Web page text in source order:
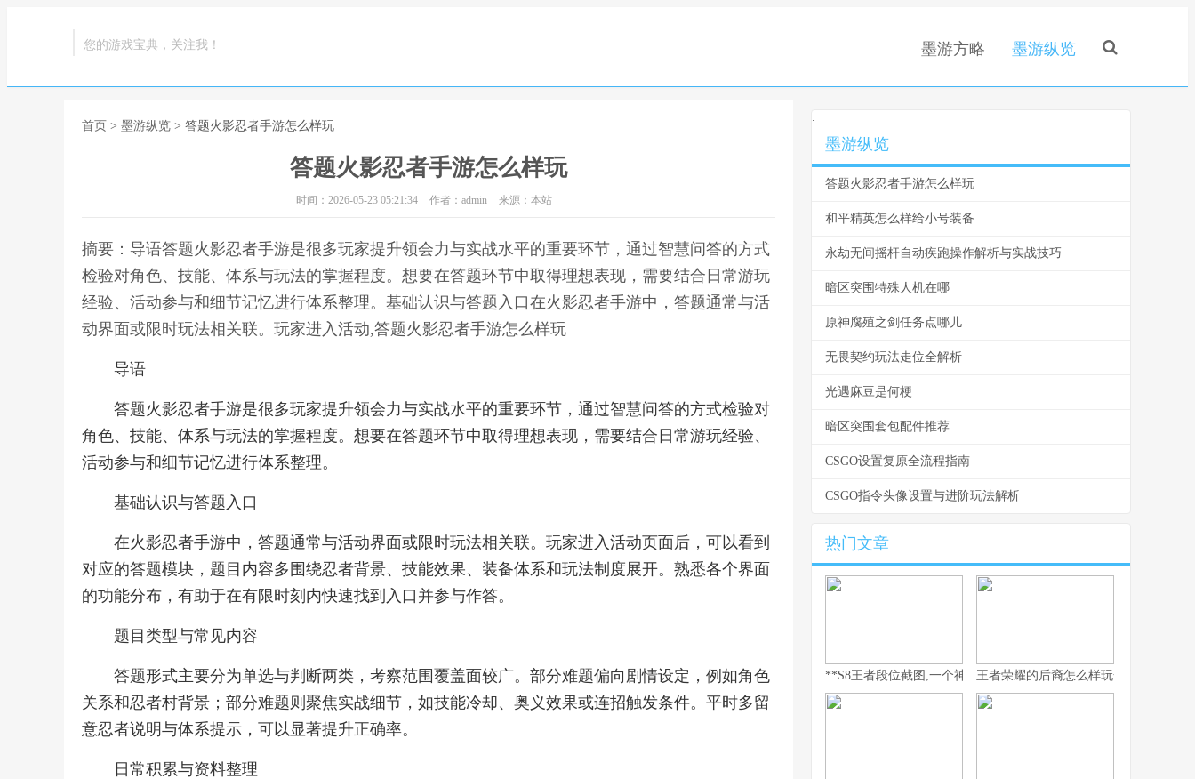
您的游戏宝典，关注我！ 墨游方略 墨游纵览
首页 > 墨游纵览 > 答题火影忍者手游怎么样玩
答题火影忍者手游怎么样玩
时间：2026-05-23 05:21:34 作者：admin 来源：本站
摘要：导语答题火影忍者手游是很多玩家提升领会力与实战水平的重要环节，通过智慧问答的方式
检验对角色、技能、体系与玩法的掌握程度。想要在答题环节中取得理想表现，需要结合日常游玩
经验、活动参与和细节记忆进行体系整理。基础认识与答题入口在火影忍者手游中，答题通常与活
动界面或限时玩法相关联。玩家进入活动,答题火影忍者手游怎么样玩
导语
答题火影忍者手游是很多玩家提升领会力与实战水平的重要环节，通过智慧问答的方式检验对
角色、技能、体系与玩法的掌握程度。想要在答题环节中取得理想表现，需要结合日常游玩经验、
活动参与和细节记忆进行体系整理。
基础认识与答题入口
在火影忍者手游中，答题通常与活动界面或限时玩法相关联。玩家进入活动页面后，可以看到
对应的答题模块，题目内容多围绕忍者背景、技能效果、装备体系和玩法制度展开。熟悉各个界面
的功能分布，有助于在有限时刻内快速找到入口并参与作答。
题目类型与常见内容
答题形式主要分为单选与判断两类，考察范围覆盖面较广。部分难题偏向剧情设定，例如角色
关系和忍者村背景；部分难题则聚焦实战细节，如技能冷却、奥义效果或连招触发条件。平时多留
意忍者说明与体系提示，可以显著提升正确率。
日常积累与资料整理
.
墨游纵览
答题火影忍者手游怎么样玩
和平精英怎么样给小号装备
永劫无间摇杆自动疾跑操作解析与实战技巧
暗区突围特殊人机在哪
原神腐殖之剑任务点哪儿
无畏契约玩法走位全解析
光遇麻豆是何梗
暗区突围套包配件推荐
CSGO设置复原全流程指南
CSGO指令头像设置与进阶玩法解析
热门文章
**S8王者段位截图,一个神话的永恒见证**王者荣耀的后裔怎么样玩全流程解析